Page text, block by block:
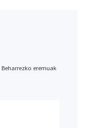
Beharrezko eremuak